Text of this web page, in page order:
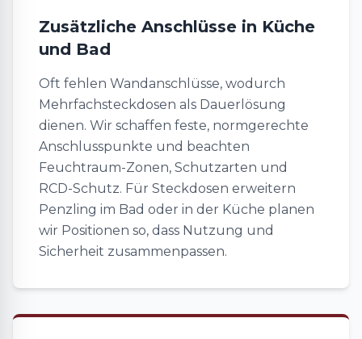
Zusätzliche Anschlüsse in Küche
und Bad
Oft fehlen Wandanschlüsse, wodurch
Mehrfachsteckdosen als Dauerlösung
dienen. Wir schaffen feste, normgerechte
Anschlusspunkte und beachten
Feuchtraum-Zonen, Schutzarten und
RCD-Schutz. Für Steckdosen erweitern
Penzling im Bad oder in der Küche planen
wir Positionen so, dass Nutzung und
Sicherheit zusammenpassen.